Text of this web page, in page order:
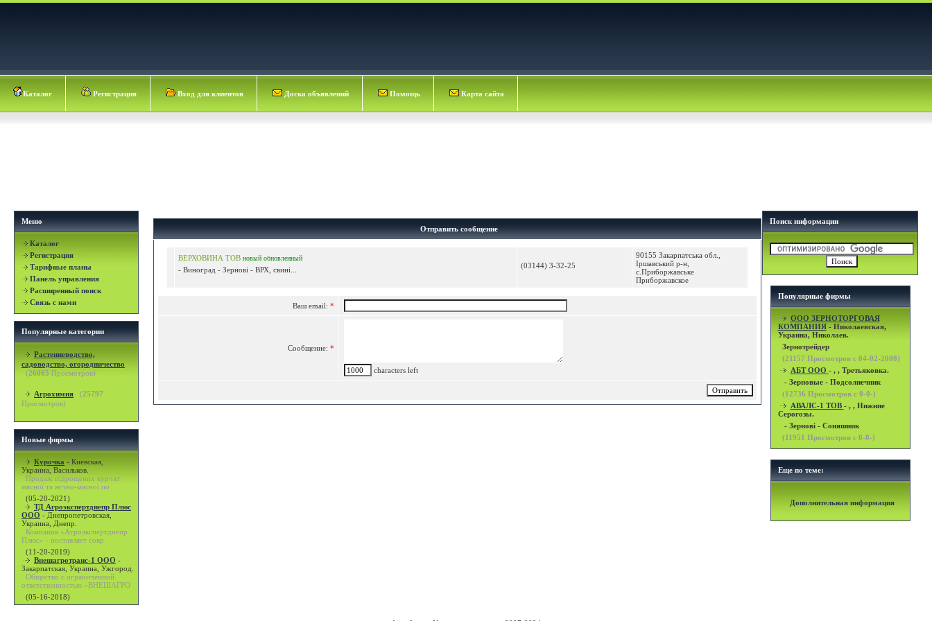
Каталог Регистрация Вход для клиентов Доска объявлений Помощь Карта сайта
Меню
Каталог
Регистрация
Тарифные планы
Панель управления
Расширенный поиск
Связь с нами
Популярные категории
Растениеводство,
садоводство, огородничество
(26065 Просмотров)
Агрохимия (25797
Просмотров)
Новые фирмы
Курочка - Киевская,
Украина, Васильков.
Продаж підрощених курчат
мясної та яєчно-мясної по
(05-20-2021)
ТД Агроэкспертднепр Плюс
ООО - Днепропетровская,
Украина, Днепр.
Компания «Агроэкспертднепр
Плюс» - поставляет совр
(11-20-2019)
Внешагротранс-1 ООО -
Закарпатская, Украина, Ужгород.
Общество с ограниченной
ответственностью «ВНЕШАГРО
(05-16-2018)
Отправить сообщение
ВЕРХОВИНА ТОВ новый обновленный
- Виноград - Зернові - ВРХ, свині... (03144) 3-32-25
90155 Закарпатська обл.,
Іршавський р-н,
с.Приборжавське
Приборжавское
Ваш email: *
Сообщение: *
characters left
Поиск информации
Популярные фирмы
OOO ЗЕРНОТОРГОВАЯ
КОМПАНИЯ- Николаевская,
Украина, Николаев.
Зернотрейдер
(21157 Просмотров с 04-02-2008)
АБТ ООО - , , Третьяковка.
- Зерновые - Подсолнечник
(12736 Просмотров с 0-0-)
АВАЛС-1 ТОВ - , , Нижние
Серогозы.
- Зернові - Соняшник
(11951 Просмотров с 0-0-)
Еще по теме:
Дополнительная информация